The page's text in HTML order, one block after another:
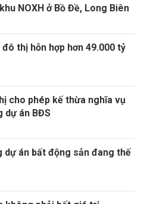
NOXH ở Bồ Đề, Long Biên
thị hỗn hợp hơn 49.000 tỷ
cho phép kế thừa nghĩa vụ
dự án BĐS
dự án bất động sản đang thế